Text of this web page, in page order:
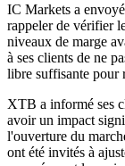
IC Markets a
rappeler de vérifier
niveaux de marge
à ses clients de ne
libre suffisante pour
XTB a informé ses
avoir un impact
l'ouverture du
ont été invités à